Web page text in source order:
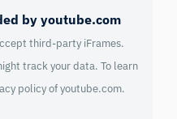
by youtube.com
third-party iFrames.
track your data. To learn
policy ofyoutube.com.